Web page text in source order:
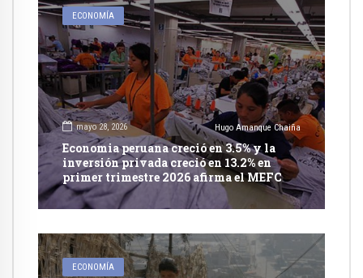
ECONOMÍA
mayo 28, 2026 Hugo Amanque Chaiña
Economia peruana creció en 3.5% y la
inversión privada creció en 13.2% en
primer trimestre 2026 afirma el MEFC
ECONOMÍA